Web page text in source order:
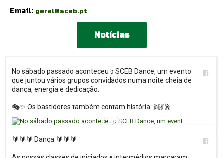
Email: geral@sceb.pt
Notícias
No sábado passado aconteceu o SCEB Dance, um evento
que juntou vários grupos convidados numa noite cheia de
dança, energia e dedicação.
🎭✨ Os bastidores também contam história. 👯💃🕺
🔰🔰🔰 Dança 🔰🔰🔰